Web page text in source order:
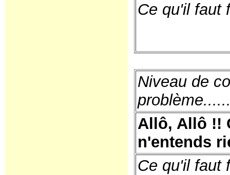
Ce qu'il faut
Niveau de
Allô, Allô !!
n'entends
Ce qu'il faut